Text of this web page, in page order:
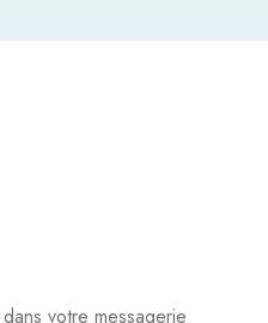
votre messagerie